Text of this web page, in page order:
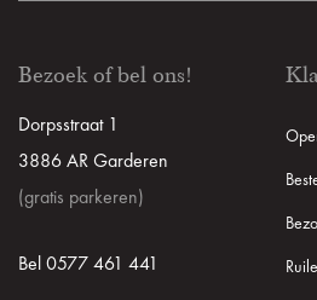
Bezoek of bel ons!
Dorpsstraat 1
3886 AR Garderen
(gratis parkeren)
Bel 0577 461 441